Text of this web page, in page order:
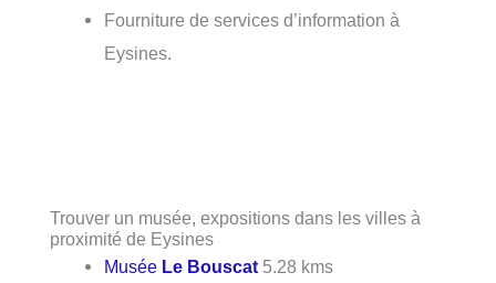
Fourniture de services d’information à
Eysines.
Trouver un musée, expositions dans les villes à
proximité de Eysines
Musée Le Bouscat 5.28 kms